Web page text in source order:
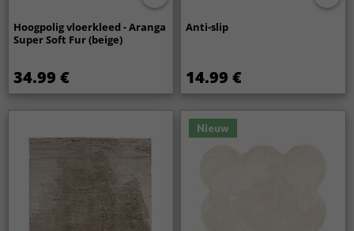
Hoogpolig vloerkleed - Aranga
Super Soft Fur (beige)
34.99 €
Anti-slip
14.99 €
Nieuw